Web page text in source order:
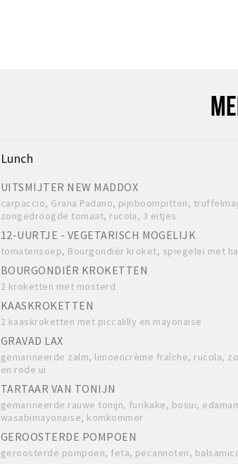
Lunch
UITSMIJTER NEW MADDOX
carpaccio, Grana Padano, pijnboompitten,
zongedroogde tomaat, rucola, 3 eitjes
12-UURTJE - VEGETARISCH MOGELIJK
tomatensoep, Bourgondiër kroket, spiegelei met
BOURGONDIËR KROKETTEN
2 kroketten met mosterd
KAASKROKETTEN
2 kaaskroketten met piccalilly en mayonaise
GRAVAD LAX
gemarineerde zalm, limoencrème fraîche, rucola,
en rode ui
TARTAAR VAN TONIJN
gemarineerde rauwe tonijn, furikake, bosui,
wasabimayonaise, komkommer
GEROOSTERDE POMPOEN
geroosterde pompoen, feta, pecannoten,